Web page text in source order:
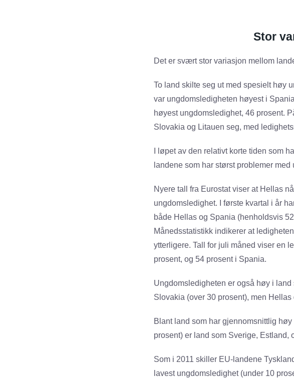
Stor
Det er svært stor variasjon mellom
To land skilte seg ut med spesielt høy
var ungdomsledigheten høyest i
høyest ungdomsledighet, 46 prosent.
Slovakia og Litauen seg, med
I løpet av den relativt korte tiden som
landene som har størst problemer med
Nyere tall fra Eurostat viser at Hellas
ungdomsledighet. I første kvartal i år
både Hellas og Spania (henholdsvis
Månedsstatistikk indikerer at
ytterligere. Tall for juli måned viser en
prosent, og 54 prosent i Spania.
Ungdomsledigheten er også høy i
Slovakia (over 30 prosent), men
Blant land som har gjennomsnittlig
prosent) er land som Sverige, Estland,
Som i 2011 skiller EU-landene
lavest ungdomsledighet (under 10